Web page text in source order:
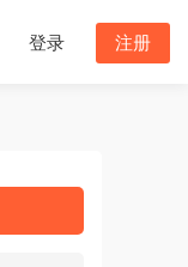
登录 注册